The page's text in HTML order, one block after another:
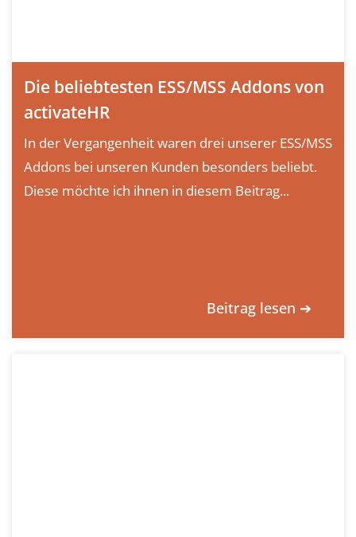
Die beliebtesten ESS/MSS Addons von
activateHR
In der Vergangenheit waren drei unserer ESS/MSS
Addons bei unseren Kunden besonders beliebt.
Diese möchte ich ihnen in diesem Beitrag...
Beitrag lesen ➔